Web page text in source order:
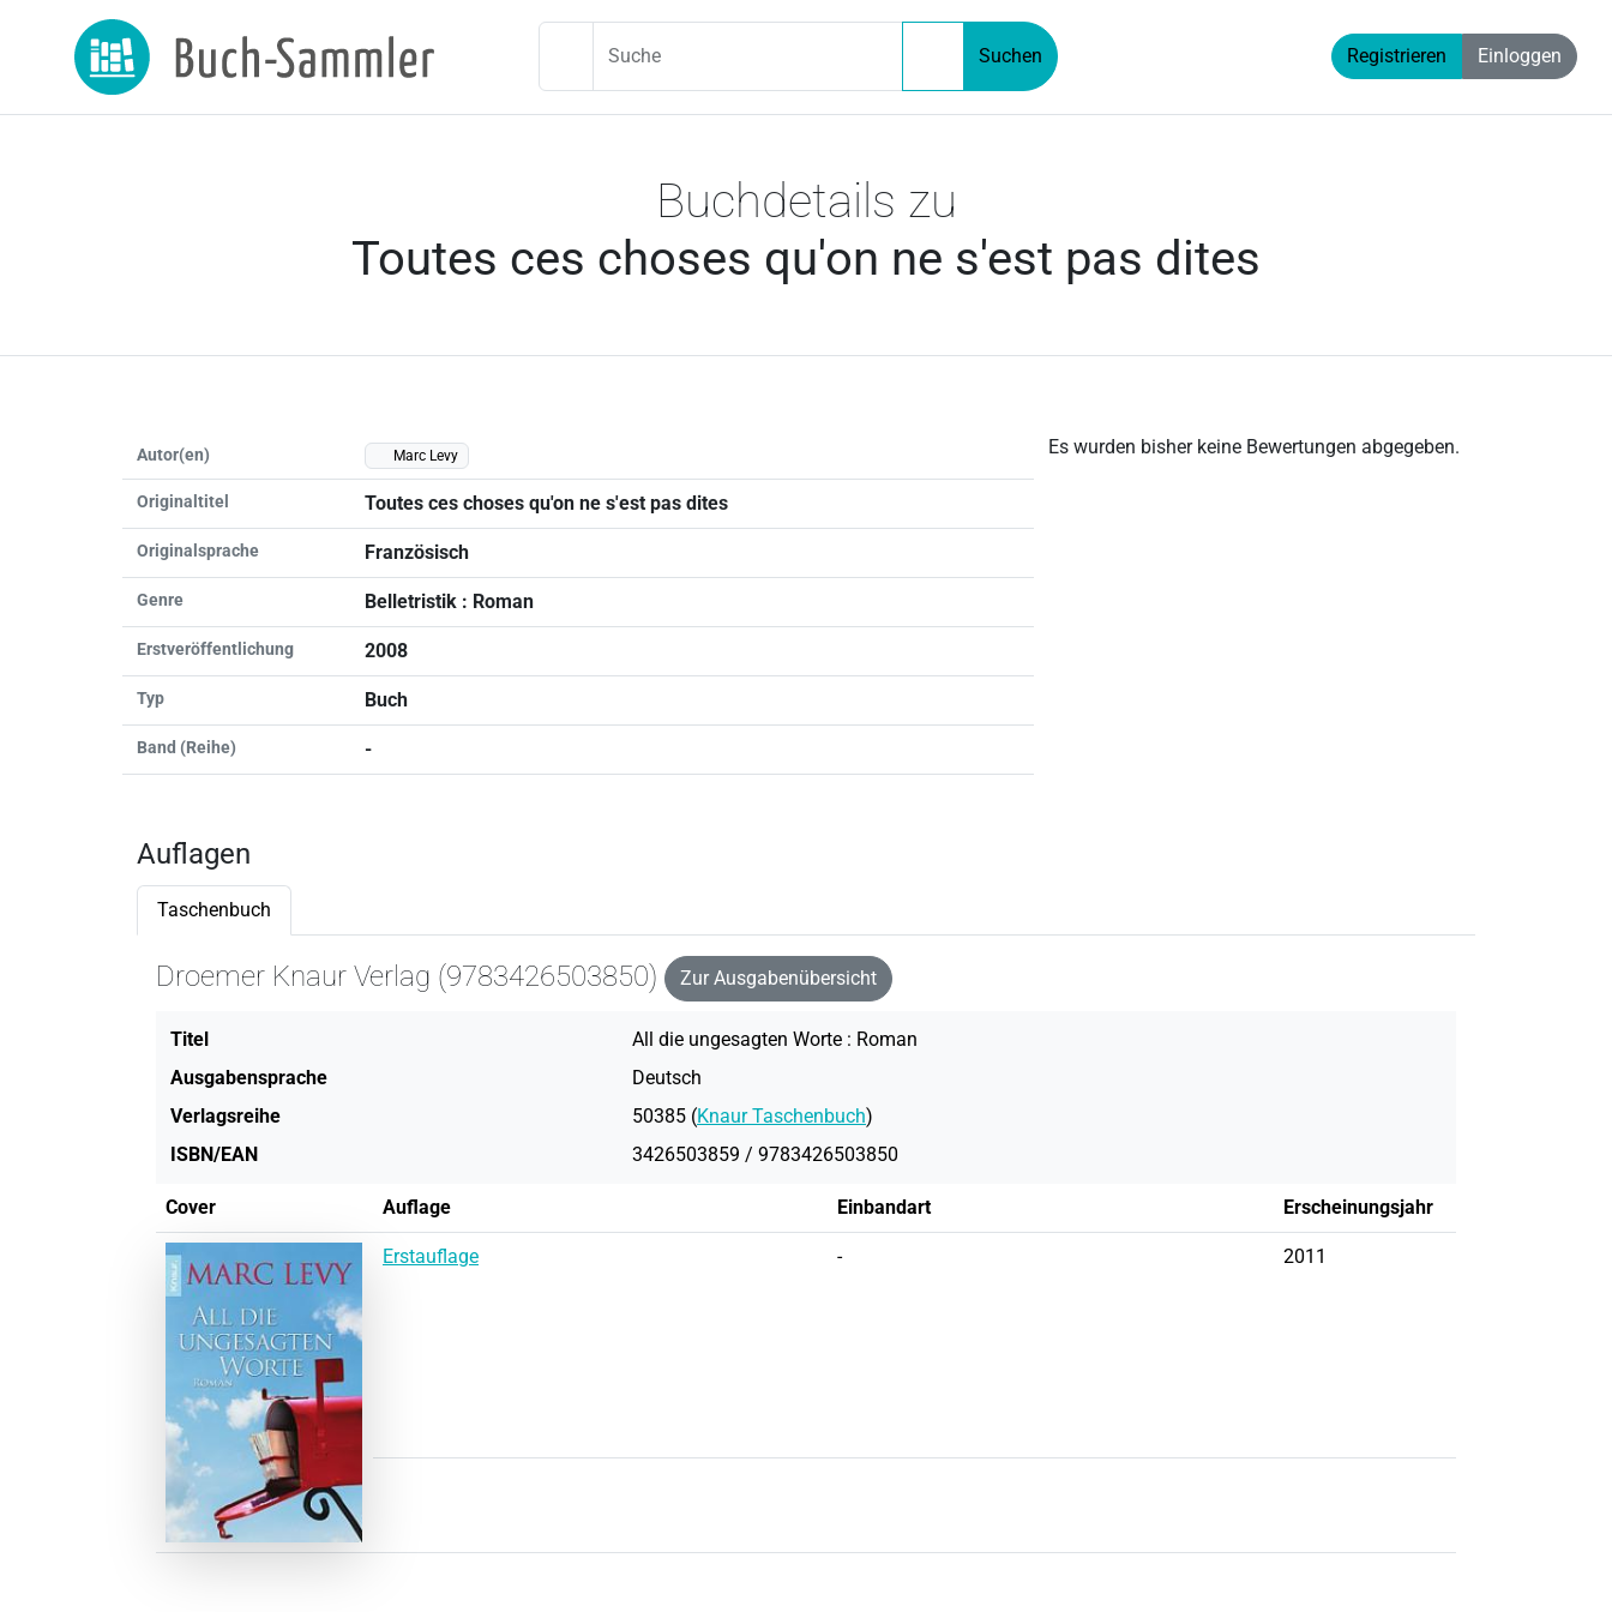
Suche Suchen Registrieren Einloggen
Buchdetails zu
Toutes ces choses qu'on ne s'est pas dites
Autor(en) Marc Levy
Originaltitel Toutes ces choses qu'on ne s'est pas dites
Originalsprache Französisch
Genre Belletristik : Roman
Erstveröffentlichung 2008
Typ Buch
Band (Reihe) -
Es wurden bisher keine Bewertungen abgegeben.
Auflagen
Taschenbuch
Droemer Knaur Verlag (9783426503850) Zur Ausgabenübersicht
Titel
All die ungesagten Worte : Roman
Ausgabensprache
Deutsch
Verlagsreihe
50385 (Knaur Taschenbuch)
ISBN/EAN
3426503859 / 9783426503850
Cover Auflage Einbandart Erscheinungsjahr
Erstauflage - 2011